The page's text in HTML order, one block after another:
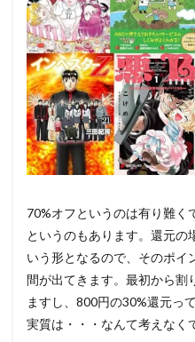
70%オフというのは有り難
というのもあります。還元の
いう形となるので、そのポイ
間が出てきます。最初から割
ますし、800円の30%還元っ
実質は・・・なんて考えなく